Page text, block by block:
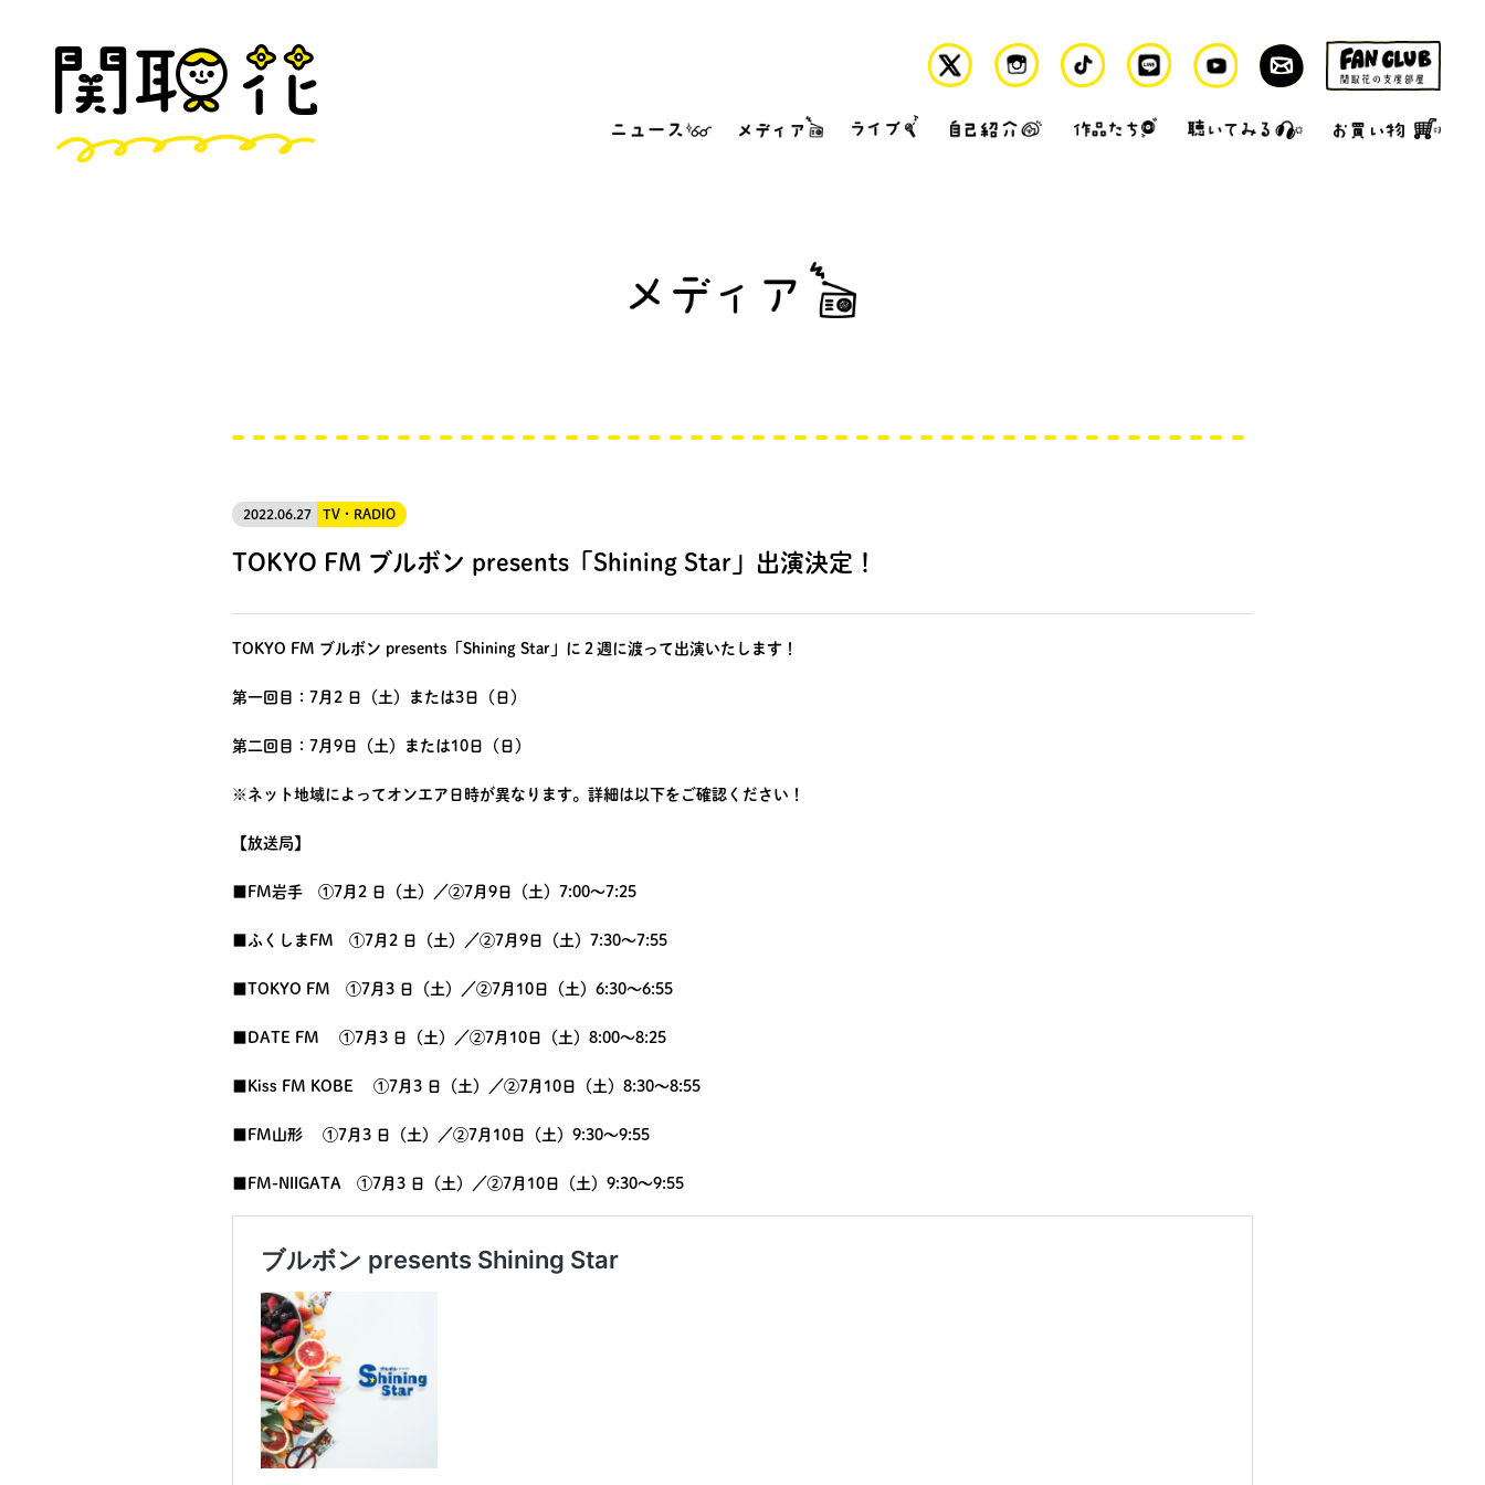
2022.06.27 TV・RADIO
TOKYO FM ブルボン presents「Shining Star」出演決定！
TOKYO FM ブルボン presents「Shining Star」に２週に渡って出演いたします！
第一回目：7月2 日（土）または3日（日）
第二回目：7月9日（土）または10日（日）
※ネット地域によってオンエア日時が異なります。詳細は以下をご確認ください！
【放送局】
■FM岩手 ①7月2 日（土）／②7月9日（土）7:00〜7:25
■ふくしまFM ①7月2 日（土）／②7月9日（土）7:30〜7:55
■TOKYO FM ①7月3 日（土）／②7月10日（土）6:30〜6:55
■DATE FM ①7月3 日（土）／②7月10日（土）8:00〜8:25
■Kiss FM KOBE ①7月3 日（土）／②7月10日（土）8:30〜8:55
■FM山形 ①7月3 日（土）／②7月10日（土）9:30〜9:55
■FM-NIIGATA ①7月3 日（土）／②7月10日（土）9:30〜9:55